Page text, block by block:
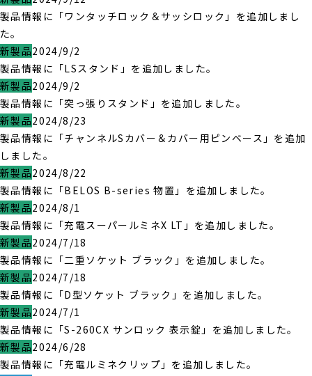
製品情報に「ワンタッチロック＆サッシロック」を追加しまし
た。
新製品2024/9/2
製品情報に「LSスタンド」を追加しました。
新製品2024/9/2
製品情報に「突っ張りスタンド」を追加しました。
新製品2024/8/23
製品情報に「チャンネルSカバー＆カバー用ピンベース」を追加
しました。
新製品2024/8/22
製品情報に「BELOS B-series 物置」を追加しました。
新製品2024/8/1
製品情報に「充電スーパールミネX LT」を追加しました。
新製品2024/7/18
製品情報に「二重ソケット ブラック」を追加しました。
新製品2024/7/18
製品情報に「D型ソケット ブラック」を追加しました。
新製品2024/7/1
製品情報に「S-260CX サンロック 表示錠」を追加しました。
新製品2024/6/28
製品情報に「充電ルミネクリップ」を追加しました。